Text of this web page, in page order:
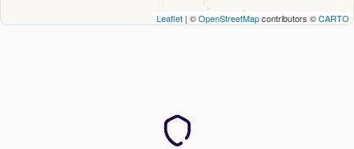
Leaflet | ©OpenStreetMapcontributors ©CARTO